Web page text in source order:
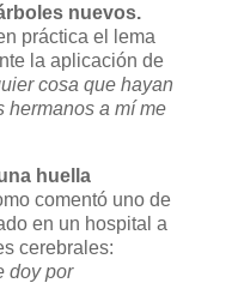
nuevos.
práctica el lema
la aplicación de
cosa que hayan
hermanos a mí me
huella
comentó uno de
en un hospital a
cerebrales:
doy por